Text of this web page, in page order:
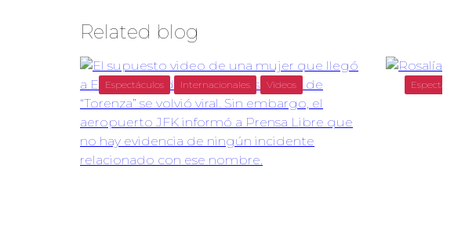
Related blog
Espectáculos Internacionales Videos Espectáculos